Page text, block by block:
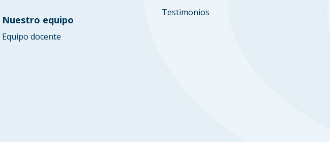
Nuestro equipo
Equipo docente
Testimonios